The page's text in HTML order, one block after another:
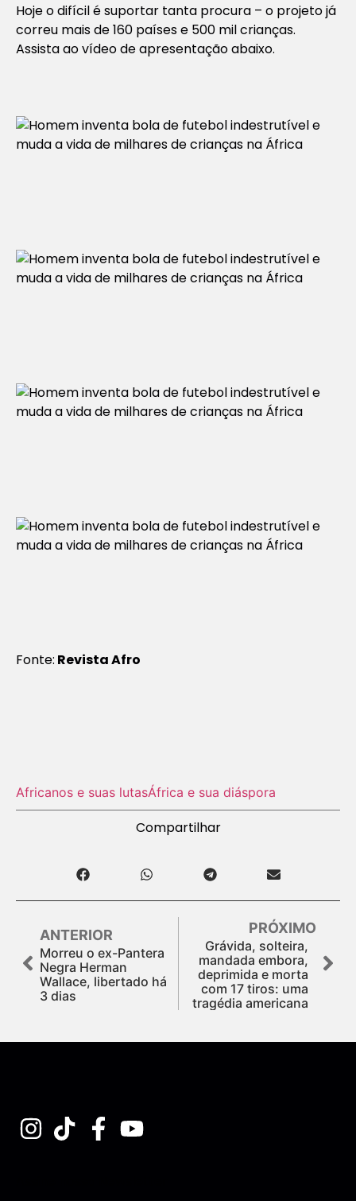
Hoje o difícil é suportar tanta procura – o projeto já
correu mais de 160 países e 500 mil crianças.
Assista ao vídeo de apresentação abaixo.
Fonte: Revista Afro
Africanos e suas lutasÁfrica e sua diáspora
Compartilhar
ANTERIOR
Morreu o ex-Pantera
Negra Herman
Wallace, libertado há
3 dias
PRÓXIMO
Grávida, solteira,
mandada embora,
deprimida e morta
com 17 tiros: uma
tragédia americana